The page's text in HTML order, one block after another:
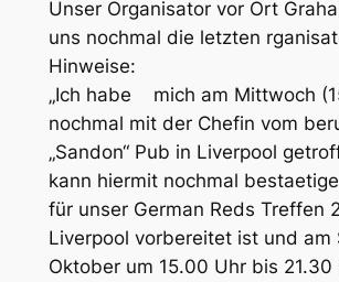
Unser Organisator vor Ort
uns nochmal die letzten
Hinweise:
„Ich habe mich am Mittwoch
nochmal mit der Chefin vom
„Sandon“ Pub in Liverpool
kann hiermit nochmal
für unser German Reds Treffen
Liverpool vorbereitet ist und am
Oktober um 15.00 Uhr bis